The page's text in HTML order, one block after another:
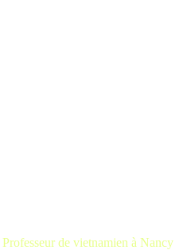
Professeur de vietnamien à Nancy